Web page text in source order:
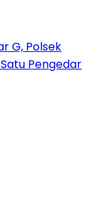
G, Polsek
Pengedar